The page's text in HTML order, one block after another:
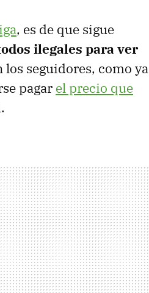
, es de que sigue
ilegales para ver
seguidores, como ya
pagar el precio que